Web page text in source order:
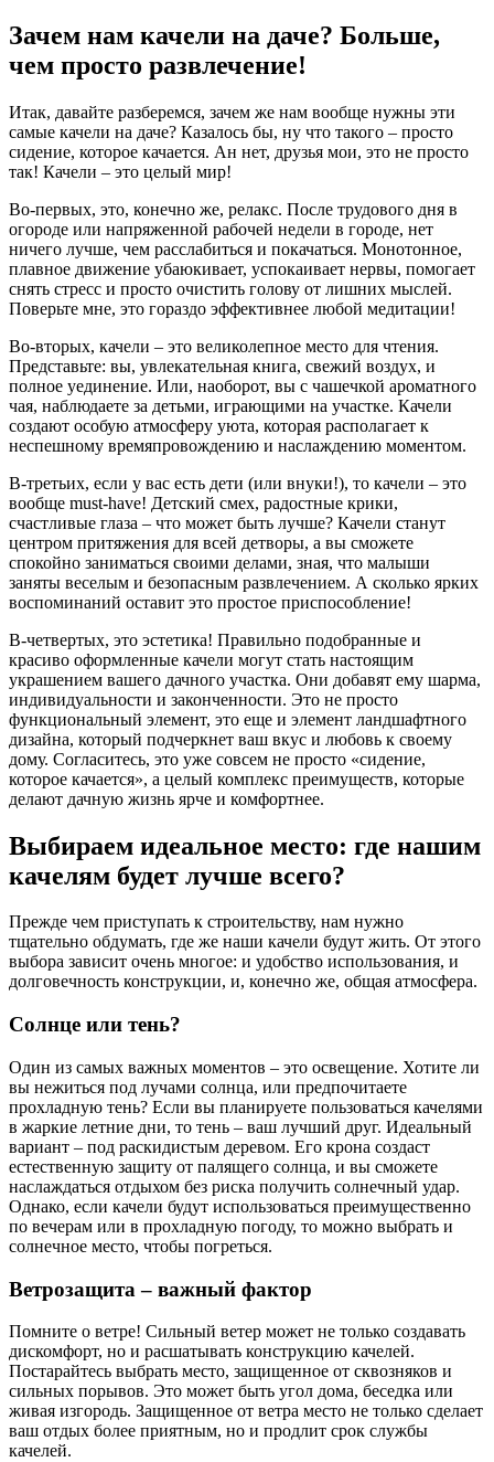
Зачем нам качели на даче? Больше,
чем просто развлечение!
Итак, давайте разберемся, зачем же нам вообще нужны эти
самые качели на даче? Казалось бы, ну что такого – просто
сидение, которое качается. Ан нет, друзья мои, это не просто
так! Качели – это целый мир!
Во-первых, это, конечно же, релакс. После трудового дня в
огороде или напряженной рабочей недели в городе, нет
ничего лучше, чем расслабиться и покачаться. Монотонное,
плавное движение убаюкивает, успокаивает нервы, помогает
снять стресс и просто очистить голову от лишних мыслей.
Поверьте мне, это гораздо эффективнее любой медитации!
Во-вторых, качели – это великолепное место для чтения.
Представьте: вы, увлекательная книга, свежий воздух, и
полное уединение. Или, наоборот, вы с чашечкой ароматного
чая, наблюдаете за детьми, играющими на участке. Качели
создают особую атмосферу уюта, которая располагает к
неспешному времяпровождению и наслаждению моментом.
В-третьих, если у вас есть дети (или внуки!), то качели – это
вообще must-have! Детский смех, радостные крики,
счастливые глаза – что может быть лучше? Качели станут
центром притяжения для всей детворы, а вы сможете
спокойно заниматься своими делами, зная, что малыши
заняты веселым и безопасным развлечением. А сколько ярких
воспоминаний оставит это простое приспособление!
В-четвертых, это эстетика! Правильно подобранные и
красиво оформленные качели могут стать настоящим
украшением вашего дачного участка. Они добавят ему шарма,
индивидуальности и законченности. Это не просто
функциональный элемент, это еще и элемент ландшафтного
дизайна, который подчеркнет ваш вкус и любовь к своему
дому. Согласитесь, это уже совсем не просто «сидение,
которое качается», а целый комплекс преимуществ, которые
делают дачную жизнь ярче и комфортнее.
Выбираем идеальное место: где нашим
качелям будет лучше всего?
Прежде чем приступать к строительству, нам нужно
тщательно обдумать, где же наши качели будут жить. От этого
выбора зависит очень многое: и удобство использования, и
долговечность конструкции, и, конечно же, общая атмосфера.
Солнце или тень?
Один из самых важных моментов – это освещение. Хотите ли
вы нежиться под лучами солнца, или предпочитаете
прохладную тень? Если вы планируете пользоваться качелями
в жаркие летние дни, то тень – ваш лучший друг. Идеальный
вариант – под раскидистым деревом. Его крона создаст
естественную защиту от палящего солнца, и вы сможете
наслаждаться отдыхом без риска получить солнечный удар.
Однако, если качели будут использоваться преимущественно
по вечерам или в прохладную погоду, то можно выбрать и
солнечное место, чтобы погреться.
Ветрозащита – важный фактор
Помните о ветре! Сильный ветер может не только создавать
дискомфорт, но и расшатывать конструкцию качелей.
Постарайтесь выбрать место, защищенное от сквозняков и
сильных порывов. Это может быть угол дома, беседка или
живая изгородь. Защищенное от ветра место не только сделает
ваш отдых более приятным, но и продлит срок службы
качелей.